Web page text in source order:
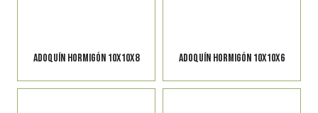
ADOQUÍN HORMIGÓN 10X10X8 ADOQUÍN HORMIGÓN 10X10X6